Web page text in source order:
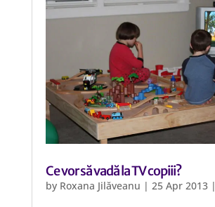
Ce vor să vadă la TV copiii?
by Roxana Jilăveanu | 25 Apr 2013|